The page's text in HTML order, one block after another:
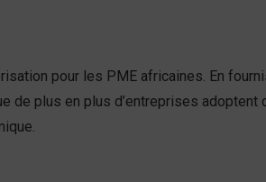
pour les PME africaines. En
plus en plus d’entreprises adoptent